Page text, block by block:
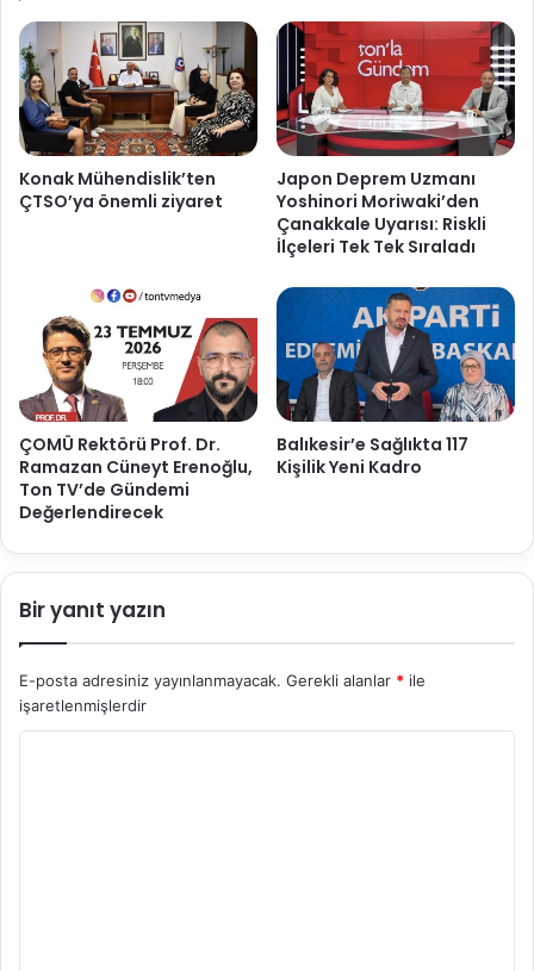
Konak Mühendislik’ten
ÇTSO’ya önemli ziyaret
Japon Deprem Uzmanı
Yoshinori Moriwaki’den
Çanakkale Uyarısı: Riskli
İlçeleri Tek Tek Sıraladı
ÇOMÜ Rektörü Prof. Dr.
Ramazan Cüneyt Erenoğlu,
Ton TV’de Gündemi
Değerlendirecek
Balıkesir’e Sağlıkta 117
Kişilik Yeni Kadro
Bir yanıt yazın
E-posta adresiniz yayınlanmayacak. Gerekli alanlar * ile
işaretlenmişlerdir